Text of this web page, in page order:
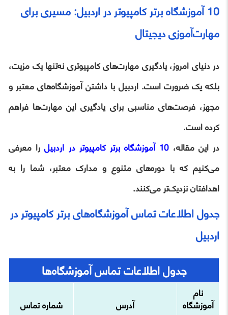
10 آموزشگاه برتر کامپیوتر در اردبیل: مسیری برای
مهارت‌آموزی دیجیتال
در دنیای امروز، یادگیری مهارت‌های کامپیوتری نه‌تنها یک مزیت،
بلکه یک ضرورت است. اردبیل با داشتن آموزشگاه‌های معتبر و
مجهز، فرصت‌های مناسبی برای یادگیری این مهارت‌ها فراهم
کرده است.
در این مقاله،10 آموزشگاه برتر کامپیوتر در اردبیل
را معرفی
می‌کنیم که با دوره‌های متنوع و مدارک معتبر، شما را به
اهدافتان نزدیک‌تر می‌کنند.
جدول اطلاعات تماس آموزشگاه‌های برتر کامپیوتر در
اردبیل
جدول اطلاعات تماس آموزشگاه‌ها
نام
آموزشگاه آدرس
شماره تماس